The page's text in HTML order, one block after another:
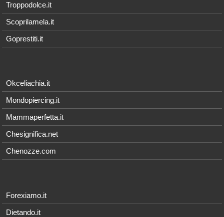
Troppodolce.it
Scoprilamela.it
Goprestiti.it
Okceliachia.it
Mondopiercing.it
Mammaperfetta.it
Chesignifica.net
Chenozze.com
Forexiamo.it
Dietando.it